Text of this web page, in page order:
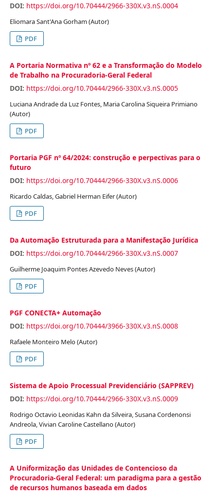
DOI: https://doi.org/10.70444/2966-330X.v3.nS.0004
Eliomara Sant'Ana Gorham (Autor)
PDF
A Portaria Normativa nº 62 e a Transformação do Modelo
de Trabalho na Procuradoria-Geral Federal
DOI: https://doi.org/10.70444/2966-330X.v3.nS.0005
Luciana Andrade da Luz Fontes, Maria Carolina Siqueira Primiano
(Autor)
PDF
Portaria PGF nº 64/2024: construção e perpectivas para o
futuro
DOI: https://doi.org/10.70444/2966-330X.v3.nS.0006
Ricardo Caldas, Gabriel Herman Eifer (Autor)
PDF
Da Automação Estruturada para a Manifestação Jurídica
DOI: https://doi.org/10.70444/2966-330X.v3.nS.0007
Guilherme Joaquim Pontes Azevedo Neves (Autor)
PDF
PGF CONECTA+ Automação
DOI: https://doi.org/10.70444/3966-330X.v3.nS.0008
Rafaele Monteiro Melo (Autor)
PDF
Sistema de Apoio Processual Previdenciário (SAPPREV)
DOI: https://doi.org/10.70444/2966-330X.v3.nS.0009
Rodrigo Octavio Leonidas Kahn da Silveira, Susana Cordenonsi
Andreola, Vivian Caroline Castellano (Autor)
PDF
A Uniformização das Unidades de Contencioso da
Procuradoria-Geral Federal: um paradigma para a gestão
de recursos humanos baseada em dados